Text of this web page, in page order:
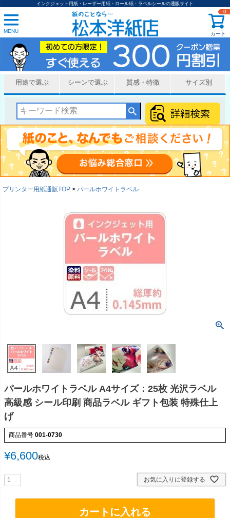
インクジェット用紙・レーザー用紙・ロール紙・ラベルシールの通販サイト
MENU カート
0
用途で選ぶ シーンで選ぶ 質感・特徴 サイズ別
プリンター用紙通販TOP パールホワイトラベル
パールホワイトラベル A4サイズ：25枚 光沢ラベル
高級感 シール印刷 商品ラベル ギフト包装 特殊仕上
げ
商品番号 001-0730
¥6,600税込
お気に入りに登録する
カートに入れる